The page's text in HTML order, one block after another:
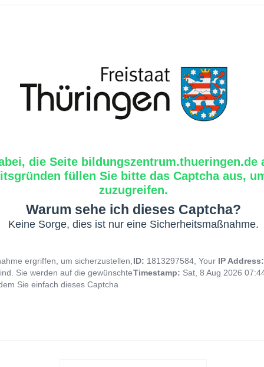
die Seite bildungszentrum.thueringen.de
füllen Sie bitte das Captcha aus,
zuzugreifen.
Warum sehe ich dieses Captcha?
Keine Sorge, dies ist nur eine Sicherheitsmaßnahme.
ergriffen, um sicherzustellen,
Sie werden auf die gewünschte
Sie einfach dieses Captcha
ID: 1813297584, Your IP
Timestamp: Sat, 8 Aug 2026